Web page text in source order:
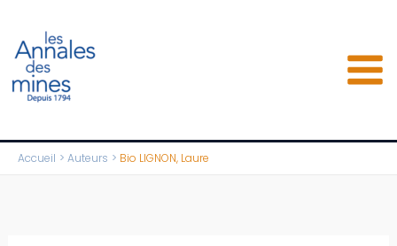
contenu
Accueil Auteurs Bio LIGNON, Laure